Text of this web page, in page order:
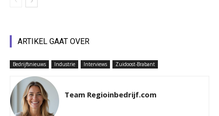
ARTIKEL GAAT OVER
Bedrijfsnieuws Industrie Interviews Zuidoost-Brabant
Team Regioinbedrijf.com